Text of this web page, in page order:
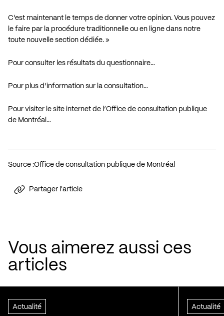
C’est maintenant le temps de donner votre opinion. Vous pouvez
le faire par la procédure traditionnelle ou en ligne dans notre
toute nouvelle section dédiée. »
Pour consulter les résultats du questionnaire…
Pour plus d’information sur la consultation…
Pour visiter le site internet de l’Office de consultation publique
de Montréal…
Source :Office de consultation publique de Montréal
Partager l'article
Vous aimerez aussi ces
articles
Actualité
Actualité